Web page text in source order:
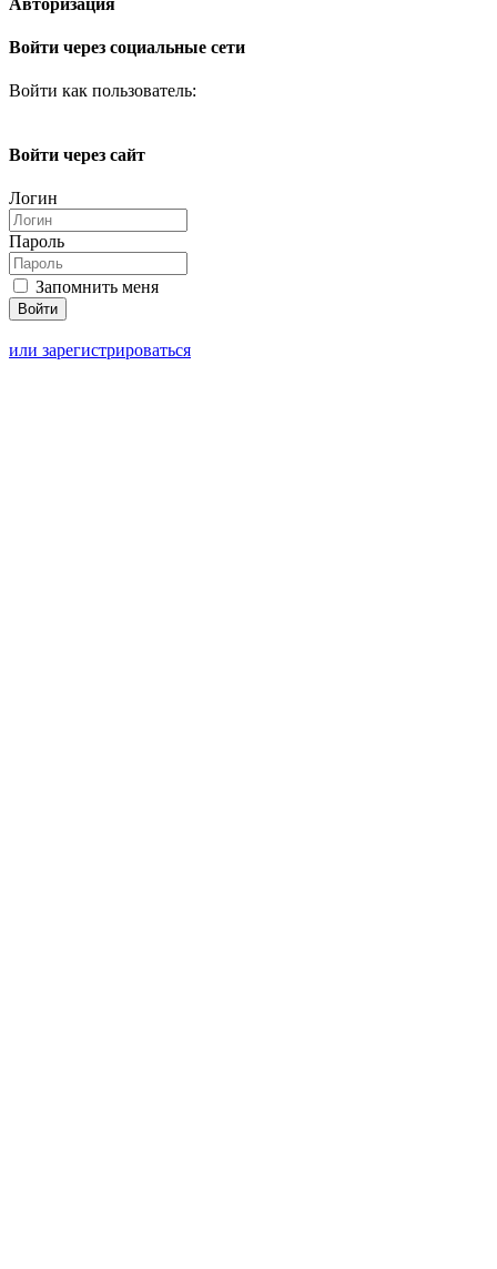
Войти через социальные сети
Войти как пользователь:
Войти через сайт
Логин
Пароль
Запомнить меня
или зарегистрироваться